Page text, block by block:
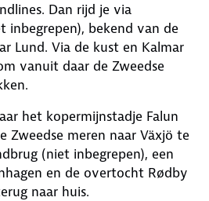
Dan rijd je via
inbegrepen), bekend van de
Lund. Via de kust en Kalmar
vanuit daar de Zweedse
het kopermijnstadje Falun
Zweedse meren naar Växjö te
(niet inbegrepen), een
en de overtocht Rødby
naar huis.